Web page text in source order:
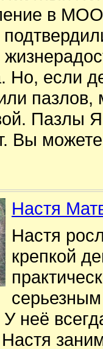
в
Но, если
пазлов,
Пазлы
Вы
Настя
Настя
крепкой
неё